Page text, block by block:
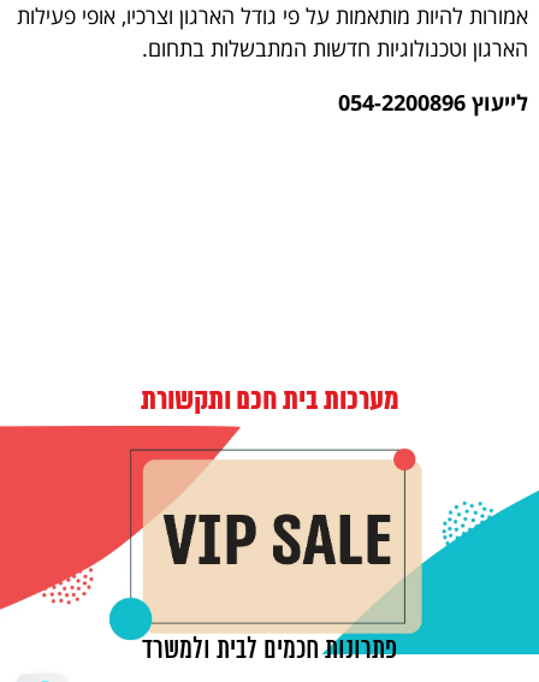
אמורות להיות מותאמות על פי גודל הארגון וצרכיו, אופי פעילות
‏הארגון וטכנולוגיות חדשות המתבשלות בתחום.
לייעוץ 054-2200896
מערכות בית חכם ותקשורת
פתרונות חכמים לבית ולמשרד